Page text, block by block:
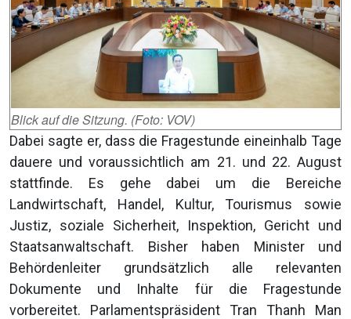
Blick auf die Sitzung. (Foto: VOV)
Dabei sagte er, dass die Fragestunde eineinhalb Tage
dauere und voraussichtlich am 21. und 22. August
stattfinde. Es gehe dabei um die Bereiche
Landwirtschaft, Handel, Kultur, Tourismus sowie
Justiz, soziale Sicherheit, Inspektion, Gericht und
Staatsanwaltschaft. Bisher haben Minister und
Behördenleiter grundsätzlich alle relevanten
Dokumente und Inhalte für die Fragestunde
vorbereitet. Parlamentspräsident Tran Thanh Man